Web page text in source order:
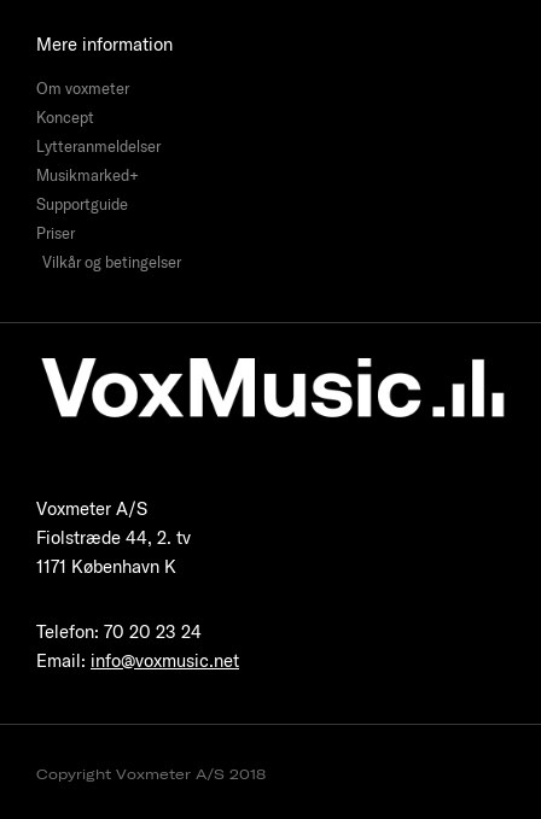
Mere information
Om voxmeter
Koncept
Lytteranmeldelser
Musikmarked+
Supportguide
Priser
Vilkår og betingelser
Voxmeter A/S
Fiolstræde 44, 2. tv
1171 København K
Telefon: 70 20 23 24
Email: info@voxmusic.net
Copyright Voxmeter A/S 2018